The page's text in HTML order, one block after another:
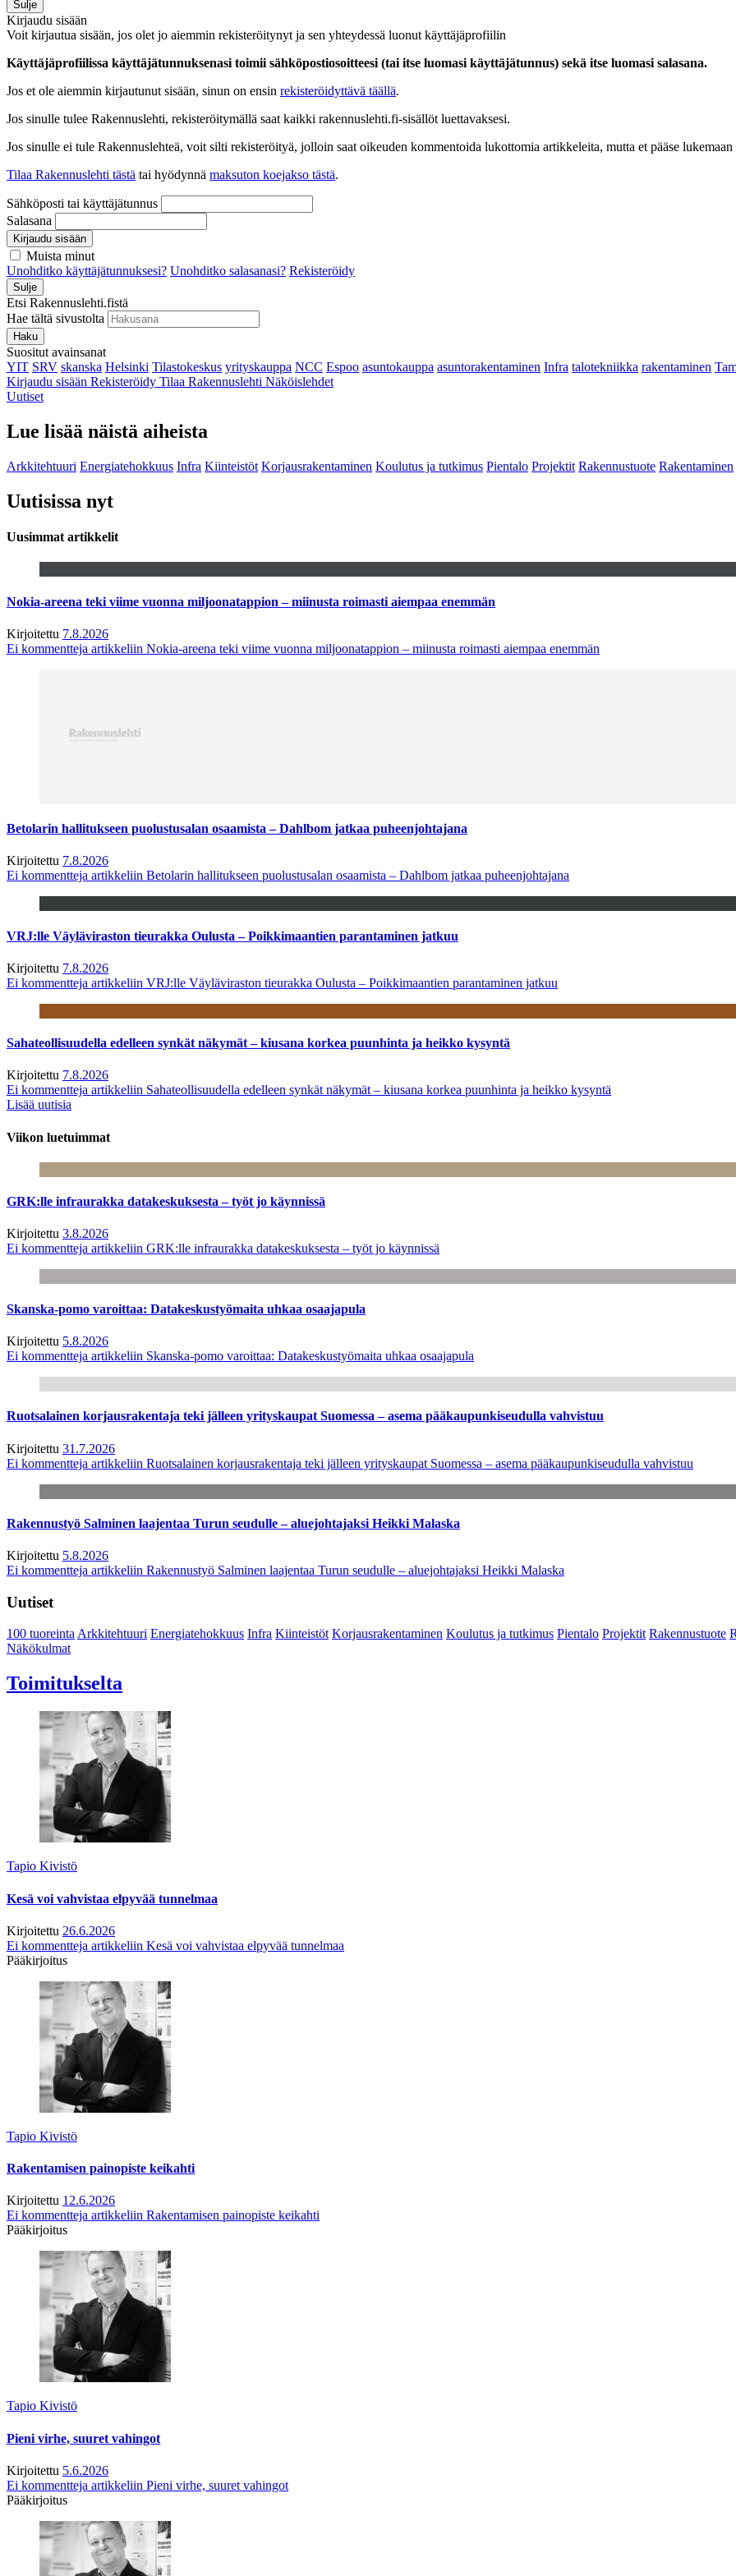
Sulje
Kirjaudu sisään
Voit kirjautua sisään, jos olet jo aiemmin rekisteröitynyt ja sen yhteydessä luonut käyttäjäprofiilin
Käyttäjäprofiilissa käyttäjätunnuksenasi toimii sähköpostiosoitteesi (tai itse luomasi käyttäjätunnus) sekä itse luomasi salasana.
Jos et ole aiemmin kirjautunut sisään, sinun on ensin rekisteröidyttävä täällä.
Jos sinulle tulee Rakennuslehti, rekisteröitymällä saat kaikki rakennuslehti.fi-sisällöt luettavaksesi.
Jos sinulle ei tule Rakennuslehteä, voit silti rekisteröityä, jolloin saat oikeuden kommentoida lukottomia artikkeleita, mutta et pääse
Tilaa Rakennuslehti tästä tai hyödynnä maksuton koejakso tästä.
Sähköposti tai käyttäjätunnus
Salasana
Kirjaudu sisään
Muista minut
Unohditko käyttäjätunnuksesi? Unohditko salasanasi? Rekisteröidy
Sulje
Etsi Rakennuslehti.fistä
Hae tältä sivustolta
Haku
Suositut avainsanat
YIT SRV skanska Helsinki Tilastokeskus yrityskauppa NCC Espoo asuntokauppa asuntorakentaminen Infra talotekniikka rakentaminen
Kirjaudu sisään Rekisteröidy Tilaa Rakennuslehti Näköislehdet
Uutiset
Lue lisää näistä aiheista
Arkkitehtuuri Energiatehokkuus Infra Kiinteistöt Korjausrakentaminen Koulutus ja tutkimus Pientalo Projektit Rakennustuote Rakentaminen
Uutisissa nyt
Uusimmat artikkelit
Nokia-areena teki viime vuonna miljoonatappion – miinusta roimasti aiempaa enemmän
Kirjoitettu 7.8.2026
Ei kommentteja artikkeliin Nokia-areena teki viime vuonna miljoonatappion – miinusta roimasti aiempaa enemmän
Betolarin hallitukseen puolustusalan osaamista – Dahlbom jatkaa puheenjohtajana
Kirjoitettu 7.8.2026
Ei kommentteja artikkeliin Betolarin hallitukseen puolustusalan osaamista – Dahlbom jatkaa puheenjohtajana
VRJ:lle Väyläviraston tieurakka Oulusta – Poikkimaantien parantaminen jatkuu
Kirjoitettu 7.8.2026
Ei kommentteja artikkeliin VRJ:lle Väyläviraston tieurakka Oulusta – Poikkimaantien parantaminen jatkuu
Sahateollisuudella edelleen synkät näkymät – kiusana korkea puunhinta ja heikko kysyntä
Kirjoitettu 7.8.2026
Ei kommentteja artikkeliin Sahateollisuudella edelleen synkät näkymät – kiusana korkea puunhinta ja heikko kysyntä
Lisää uutisia
Viikon luetuimmat
GRK:lle infraurakka datakeskuksesta – työt jo käynnissä
Kirjoitettu 3.8.2026
Ei kommentteja artikkeliin GRK:lle infraurakka datakeskuksesta – työt jo käynnissä
Skanska-pomo varoittaa: Datakeskustyömaita uhkaa osaajapula
Kirjoitettu 5.8.2026
Ei kommentteja artikkeliin Skanska-pomo varoittaa: Datakeskustyömaita uhkaa osaajapula
Ruotsalainen korjausrakentaja teki jälleen yrityskaupat Suomessa – asema pääkaupunkiseudulla vahvistuu
Kirjoitettu 31.7.2026
Ei kommentteja artikkeliin Ruotsalainen korjausrakentaja teki jälleen yrityskaupat Suomessa – asema pääkaupunkiseudulla vahvistuu
Rakennustyö Salminen laajentaa Turun seudulle – aluejohtajaksi Heikki Malaska
Kirjoitettu 5.8.2026
Ei kommentteja artikkeliin Rakennustyö Salminen laajentaa Turun seudulle – aluejohtajaksi Heikki Malaska
Uutiset
100 tuoreintaArkkitehtuuri Energiatehokkuus Infra Kiinteistöt Korjausrakentaminen Koulutus ja tutkimus Pientalo Projektit Rakennustuote
Näkökulmat
Toimitukselta
Tapio Kivistö
Kesä voi vahvistaa elpyvää tunnelmaa
Kirjoitettu 26.6.2026
Ei kommentteja artikkeliin Kesä voi vahvistaa elpyvää tunnelmaa
Pääkirjoitus
Tapio Kivistö
Rakentamisen painopiste keikahti
Kirjoitettu 12.6.2026
Ei kommentteja artikkeliin Rakentamisen painopiste keikahti
Pääkirjoitus
Tapio Kivistö
Pieni virhe, suuret vahingot
Kirjoitettu 5.6.2026
Ei kommentteja artikkeliin Pieni virhe, suuret vahingot
Pääkirjoitus